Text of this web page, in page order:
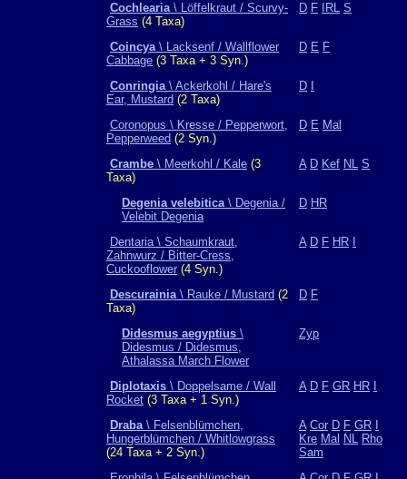
Cochlearia\ Löffelkraut / Scurvy-
Grass (4 Taxa)
D F IRL S
Coincya\ Lacksenf / Wallflower
Cabbage (3 Taxa + 3 Syn.)
D E F
Conringia\ Ackerkohl / Hare's
Ear, Mustard (2 Taxa)
D
Coronopus \ Kresse / Pepperwort,
Pepperweed (2 Syn.)
D E Mal
Crambe \ Meerkohl / Kale (3
Taxa)
A D Kef NL S
Degenia velebitica\ Degenia /
Velebit Degenia
D HR
Dentaria \ Schaumkraut,
Zahnwurz / Bitter-Cress,
Cuckooflower (4 Syn.)
A D F HR
Descurainia\ Rauke / Mustard (2
Taxa)
D F
Didesmus aegyptius \
Didesmus / Didesmus,
Athalassa March Flower
Zyp
Diplotaxis \ Doppelsame / Wall
Rocket (3 Taxa + 1 Syn.)
A D F GR HR
Draba\ Felsenblümchen,
Hungerblümchen / Whitlowgrass
(24 Taxa + 2 Syn.)
A Cor D F GR
Kre Mal NL Rho
Sam